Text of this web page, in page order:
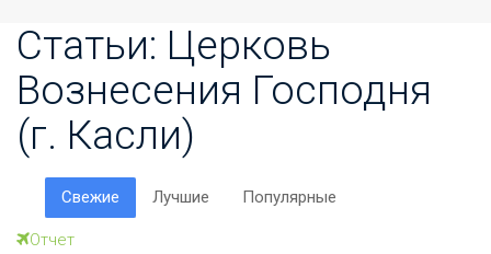
Статьи: Церковь
Вознесения Господня
(г. Касли)
Свежие Лучшие Популярные
Отчет